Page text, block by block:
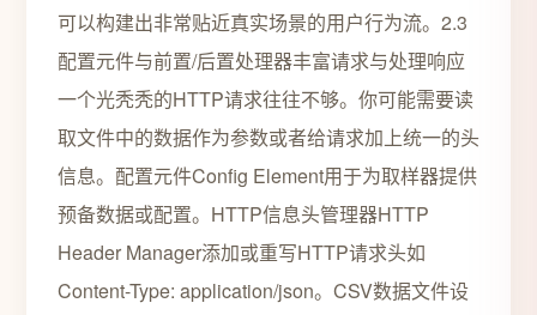
可以构建出非常贴近真实场景的用户行为流。2.3
配置元件与前置/后置处理器丰富请求与处理响应
一个光秃秃的HTTP请求往往不够。你可能需要读
取文件中的数据作为参数或者给请求加上统一的头
信息。配置元件Config Element用于为取样器提供
预备数据或配置。HTTP信息头管理器HTTP
Header Manager添加或重写HTTP请求头如
Content-Type: application/json。CSV数据文件设